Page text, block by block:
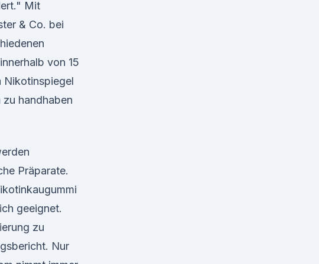
Mit
& Co. bei
von 15
Nikotinspiegel
handhaben
Präparate.
geeignet.
zu
Nur